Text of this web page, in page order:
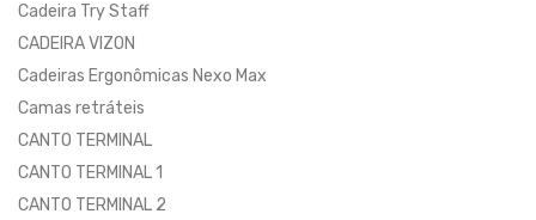
Cadeira Try Staff
CADEIRA VIZON
Cadeiras Ergonômicas Nexo Max
Camas retráteis
CANTO TERMINAL
CANTO TERMINAL 1
CANTO TERMINAL 2